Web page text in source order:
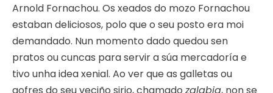
Arnold Fornachou. Os xeados do mozo Fornachou
estaban deliciosos, polo que o seu posto era moi
demandado. Nun momento dado quedou sen
pratos ou cuncas para servir a súa mercadoría e
tivo unha idea xenial. Ao ver que as galletas ou